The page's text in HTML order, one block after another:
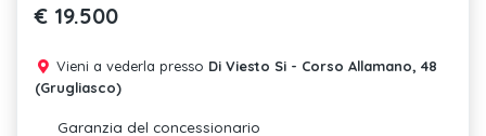
€ 19.500
Vieni a vederla presso Di Viesto Si - Corso Allamano, 48
(Grugliasco)
Garanzia del concessionario